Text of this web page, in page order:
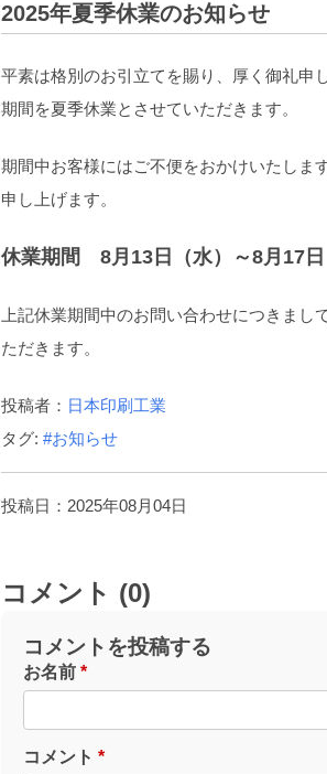
2025年夏季休業のお知らせ
平素は格別のお引立てを賜り、厚く御礼申
期間を夏季休業とさせていただきます。
期間中お客様にはご不便をおかけいたしま
申し上げます。
休業期間 8月13日（水）～8月17日
上記休業期間中のお問い合わせにつきま
ただきます。
投稿者： 日本印刷工業
タグ: #お知らせ
投稿日：2025年08月04日
コメント (0)
コメントを投稿する
お名前 *
コメント *